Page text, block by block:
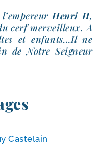
Henri II,
cerf mer­veilleux. A
et enfants…Il ne
de Notre Seigneur
Castelain